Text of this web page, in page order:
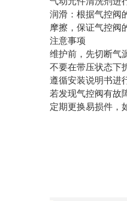
润滑：根据气控阀
摩擦，保证气控阀
注意事项
维护前，先切断气
不要在带压状态下
遵循安装说明书进
若发现气控阀有故
定期更换易损件，